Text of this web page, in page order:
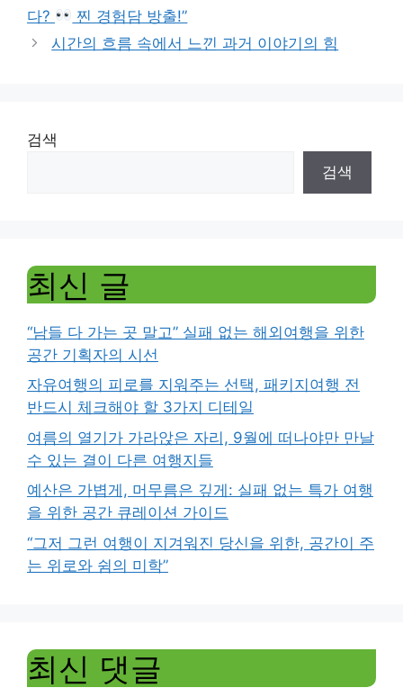
다?
찐 경험담 방출!”
시간의 흐름 속에서 느낀 과거 이야기의 힘
검색
검색
최신 글
“남들 다 가는 곳 말고” 실패 없는 해외여행을 위한
공간 기획자의 시선
자유여행의 피로를 지워주는 선택, 패키지여행 전
반드시 체크해야 할 3가지 디테일
여름의 열기가 가라앉은 자리, 9월에 떠나야만 만날
수 있는 결이 다른 여행지들
예산은 가볍게, 머무름은 깊게: 실패 없는 특가 여행
을 위한 공간 큐레이션 가이드
“그저 그런 여행이 지겨워진 당신을 위한, 공간이 주
는 위로와 쉼의 미학”
최신 댓글